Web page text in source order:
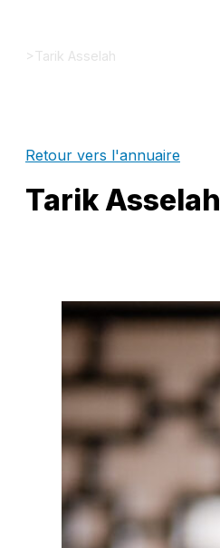
>Tarik Asselah
Retour vers l'annuaire
Tarik Asselah